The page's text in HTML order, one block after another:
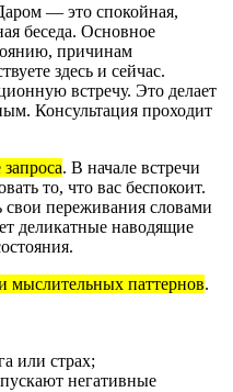
— это спокойная,
беседа. Основное
причинам
здесь и сейчас.
встречу. Это делает
Консультация проходит
. В начале встречи
то, что вас беспокоит.
свои переживания словами
деликатные наводящие
мыслительных паттернов.
или страх;
негативные